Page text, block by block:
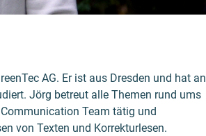
AG. Er ist aus Dresden und hat an
Jörg betreut alle Themen rund ums
Team tätig und
von Texten und Korrekturlesen.